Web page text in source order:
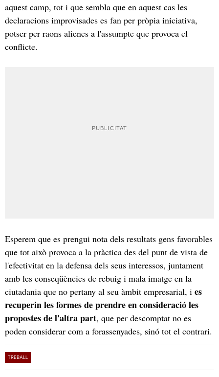
aquest camp, tot i que sembla que en aquest cas les
declaracions improvisades es fan per pròpia iniciativa,
potser per raons alienes a l'assumpte que provoca el
conflicte.
Esperem que es prengui nota dels resultats gens favorables
que tot això provoca a la pràctica des del punt de vista de
l'efectivitat en la defensa dels seus interessos, juntament
amb les conseqüències de rebuig i mala imatge en la
ciutadania que no pertany al seu àmbit empresarial, i es
recuperin les formes de prendre en consideració les
propostes de l'altra part, que per descomptat no es
poden considerar com a forassenyades, sinó tot el contrari.
TREBALL